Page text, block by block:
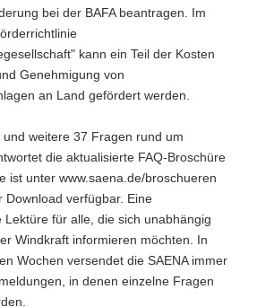
bei der BAFA beantragen. Im
kann ein Teil der Kosten
Genehmigung von
an Land gefördert werden.
und weitere 37 Fragen rund um
die aktualisierte FAQ-Broschüre
ist unter www.saena.de/broschueren
Download verfügbar. Eine
Lektüre für alle, die sich unabhängig
Windkraft informieren möchten. In
Wochen versendet die SAENA immer
in denen einzelne Fragen